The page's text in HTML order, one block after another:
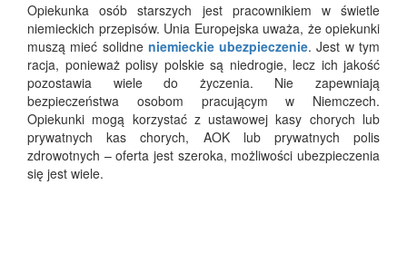
Opiekunka osób starszych jest pracownikiem w świetle
niemieckich przepisów. Unia Europejska uważa, że opiekunki
muszą mieć solidne niemieckie ubezpieczenie. Jest w tym
racja, ponieważ polisy polskie są niedrogie, lecz ich jakość
pozostawia wiele do życzenia. Nie zapewniają
bezpieczeństwa osobom pracującym w Niemczech.
Opiekunki mogą korzystać z ustawowej kasy chorych lub
prywatnych kas chorych, AOK lub prywatnych polis
zdrowotnych – oferta jest szeroka, możliwości ubezpieczenia
się jest wiele.